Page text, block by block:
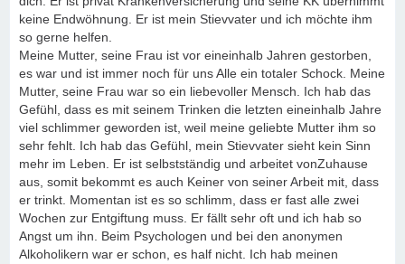
keine Endwöhnung. Er ist mein Stievvater und ich möchte ihm
so gerne helfen.
Meine Mutter, seine Frau ist vor eineinhalb Jahren gestorben,
es war und ist immer noch für uns Alle ein totaler Schock. Meine
Mutter, seine Frau war so ein liebevoller Mensch. Ich hab das
Gefühl, dass es mit seinem Trinken die letzten eineinhalb Jahre
viel schlimmer geworden ist, weil meine geliebte Mutter ihm so
sehr fehlt. Ich hab das Gefühl, mein Stievvater sieht kein Sinn
mehr im Leben. Er ist selbstständig und arbeitet vonZuhause
aus, somit bekommt es auch Keiner von seiner Arbeit mit, dass
er trinkt. Momentan ist es so schlimm, dass er fast alle zwei
Wochen zur Entgiftung muss. Er fällt sehr oft und ich hab so
Angst um ihn. Beim Psychologen und bei den anonymen
Alkoholikern war er schon, es half nicht. Ich hab meinen